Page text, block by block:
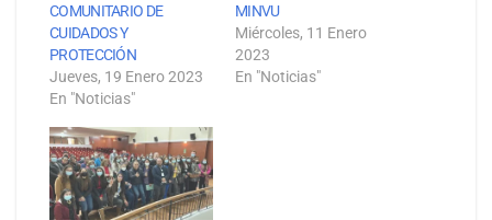
COMUNITARIO DE
CUIDADOS Y
PROTECCIÓN
Jueves, 19 Enero 2023
En "Noticias"
MINVU
Miércoles, 11 Enero
2023
En "Noticias"